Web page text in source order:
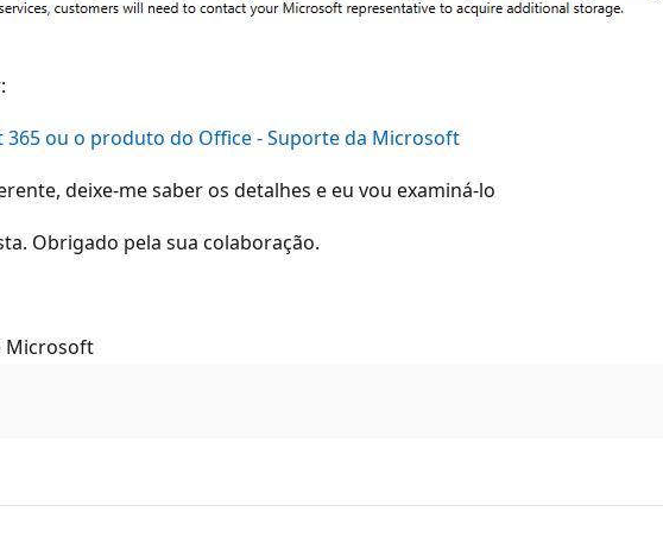
ou o produto do Office - Suporte da Microsoft
deixe-me saber os detalhes e eu vou examiná-lo
Obrigado pela sua colaboração.
Microsoft